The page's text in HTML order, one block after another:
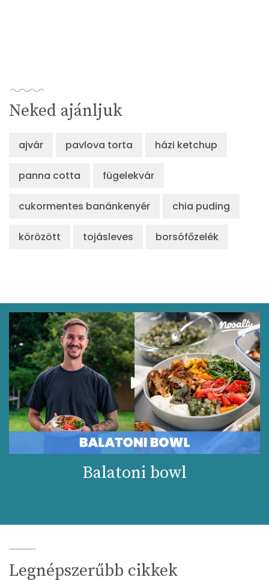
Neked ajánljuk
ajvár pavlova torta házi ketchup
panna cotta fügelekvár
cukormentes banánkenyér chia puding
körözött tojásleves borsófőzelék
Balatoni bowl
Legnépszerűbb cikkek